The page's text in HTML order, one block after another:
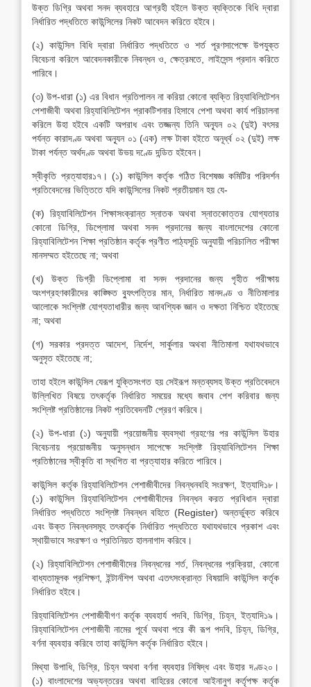
উক্ত ডিগ্রি অথবা সনদ ব্যবহারে আগ্রহী হইলে উক্ত ব্যক্তিকে বিধি দ্বারা
নির্ধারিত পদ্ধতিতে কাউন্সিলের নিকট আবেদন করিতে হইবে।
(২) কাউন্সিল বিধি দ্বারা নির্ধারিত পদ্ধতিতে ও শর্ত পূরণসাপেক্ষে উপযুক্ত
বিবেচনা করিলে আবেদনকারীকে নিবন্ধন ও, ক্ষেত্রমতে, লাইসেন্স প্রদান করিতে
পারিবে।
(৩) উপ-ধারা (১) এর বিধান প্রতিপালন না করিয়া কোনো ব্যক্তি রিহ্যাবিলিটেশন
পেশাজীবী অথবা রিহ্যাবিলিটেশন প্রাকটিশনার হিসাবে পেশা অথবা কার্য পরিচালনা
করিলে উহা হইবে একটি অপরাধ এবং তজ্জন্য তিনি অন্যূন ০২ (দুই) বৎসর
পর্যন্ত কারাদণ্ড অথবা অন্যূন ০১ (এক) লক্ষ টাকা হইতে অনূর্ধ্ব ০২ (দুই) লক্ষ
টাকা পর্যন্ত অর্থদণ্ড অথবা উভয় দণ্ডে দন্ডিত হইবেন।
স্বীকৃতি প্রত্যাহার১৭। (১) কাউন্সিল কর্তৃক গঠিত বিশেষজ্ঞ কমিটির পরিদর্শন
প্রতিবেদনের ভিত্তিতে যদি কাউন্সিলের নিকট প্রতীয়মান হয় যে-
(ক) রিহ্যাবিলিটেশন শিক্ষাসংক্রান্ত স্নাতক অথবা স্নাতকোত্তর যোগ্যতার
কোনো ডিগ্রি, ডিপ্লোমা অথবা সনদ প্রদানের জন্য বাংলাদেশের কোনো
রিহ্যাবিলিটেশন শিক্ষা প্রতিষ্ঠান কর্তৃক প্রণীত পাঠ্যসূচি অনুযায়ী পরিচালিত পরীক্ষা
মানসম্মত হইতেছে না; অথবা
(খ) উক্ত ডিগ্রী ডিপ্লোমা বা সনদ প্রদানের জন্য গৃহীত পরীক্ষায়
অংশগ্রহণকারীদের কাঙ্ক্ষিত ব্যুৎপত্তির মান, নির্ধারিত মানদণ্ড ও নীতিমালার
আলোকে সংশ্লিষ্ট যোগ্যতাধারীর জন্য আবশ্যিক জ্ঞান ও দক্ষতা নিশ্চিত হইতেছে
না; অথবা
(গ) সরকার প্রদত্ত আদেশ, নির্দেশ, সার্কুলার অথবা নীতিমালা যথাযথভাবে
অনুসৃত হইতেছে না;
তাহা হইলে কাউন্সিল যেরূপ যুক্তিসংগত হয় সেইরূপ মন্তব্যসহ উক্ত প্রতিবেদনে
উল্লিখিত বিষয়ে তৎকর্তৃক নির্ধারিত সময়ের মধ্যে জবাব পেশ করিবার জন্য
সংশ্লিষ্ট প্রতিষ্ঠানের নিকট প্রতিবেদনটি প্রেরণ করিবে।
(২) উপ-ধারা (১) অনুযায়ী প্রয়োজনীয় ব্যবস্থা গ্রহণের পর কাউন্সিল উহার
বিবেচনায় প্রয়োজনীয় অনুসন্ধান সাপেক্ষে সংশ্লিষ্ট রিহ্যাবিলিটেশন শিক্ষা
প্রতিষ্ঠানের স্বীকৃতি বা স্থগিত বা প্রত্যাহার করিতে পারিবে।
কাউন্সিল কর্তৃক রিহ্যাবিলিটেশন পেশাজীবীদের নিবন্ধনবহি সংরক্ষণ, ইত্যাদি১৮।
(১) কাউন্সিল রিহ্যাবিলিটেশন পেশাজীবীদের নিবন্ধন করত প্রবিধান দ্বারা
নির্ধারিত পদ্ধতিতে সংশ্লিষ্ট নিবন্ধন বহিতে (Register) অন্তর্ভুক্ত করিবে
এবং উক্ত নিবন্ধনসমূহ তৎকর্তৃক নির্ধারিত পদ্ধতিতে যথাযথভাবে প্রকাশ এবং
স্থায়ীভাবে সংরক্ষণ ও প্রতিনিয়ত হালনাগাদ করিবে।
(২) রিহ্যাবিলিটেশন পেশাজীবীদের নিবন্ধনের শর্ত, নিবন্ধনের প্রক্রিয়া, কোনো
বাধ্যতামূলক প্রশিক্ষণ, ইন্টার্নশিপ অথবা এতৎসংক্রান্ত বিষয়াদি কাউন্সিল কর্তৃক
নির্ধারিত হইবে।
রিহ্যাবিলিটেশন পেশাজীবীগণ কর্তৃক ব্যবহার্য পদবি, ডিগ্রি, চিহ্ন, ইত্যাদি১৯।
রিহ্যাবিলিটেশন পেশাজীবী নামের পূর্বে অথবা পরে কী রূপ পদবি, চিহ্ন, ডিগ্রি,
বর্ণনা ব্যবহার করিবে তাহা কাউন্সিল কর্তৃক নির্ধারিত হইবে।
মিথ্যা উপাধি, ডিগ্রি, চিহ্ন অথবা বর্ণনা ব্যবহার নিষিদ্ধ এবং উহার দণ্ড২০।
(১) বাংলাদেশের অভ্যন্তরের অথবা বাহিরের কোনো আইনানুগ কর্তৃপক্ষ কর্তৃক